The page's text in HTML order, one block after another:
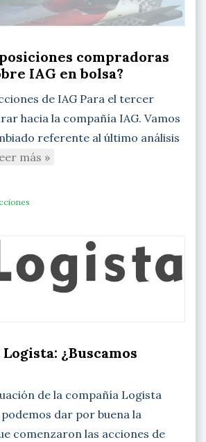
compradoras
IAG en bolsa?
de IAG Para el tercer
hacia la compañía IAG. Vamos
referente al último análisis
más »
¿Buscamos
de la compañía Logista
dar por buena la
comenzaron las acciones de